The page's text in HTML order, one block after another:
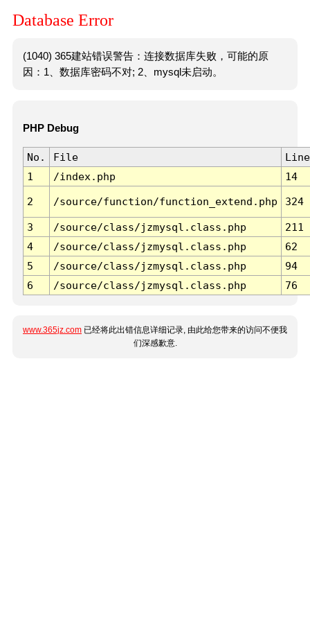
Database Error
(1040) 365建站错误警告：连接数据库失败，可能的原
因：1、数据库密码不对; 2、mysql未启动。
PHP Debug
No. File
Line
1
/index.php 14
2 /source/function/function_extend.php 324
3 /source/class/jzmysql.class.php
211
4
/source/class/jzmysql.class.php
62
5
/source/class/jzmysql.class.php
94
6
/source/class/jzmysql.class.php 76
www.365jz.com 已经将此出错信息详细记录, 由此给您带来的访问不便我
们深感歉意.